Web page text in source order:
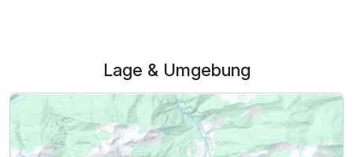
Lage & Umgebung